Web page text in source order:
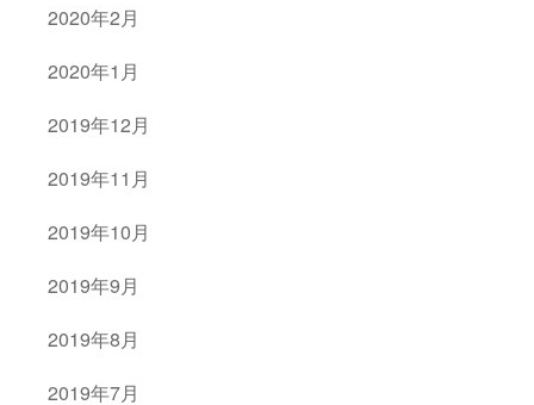
2020年2月
2020年1月
2019年12月
2019年11月
2019年10月
2019年9月
2019年8月
2019年7月